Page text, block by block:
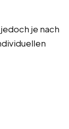
je nach